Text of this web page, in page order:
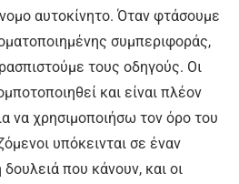
αυτοκίνητο. Όταν φτάσουμε
συμπεριφοράς,
τους οδηγούς. Οι
και είναι πλέον
να χρησιμοποιήσω τον όρο του
υπόκεινται σε έναν
δουλειά που κάνουν, και οι